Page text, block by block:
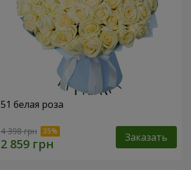
51 белая роза
4 398 грн Заказать